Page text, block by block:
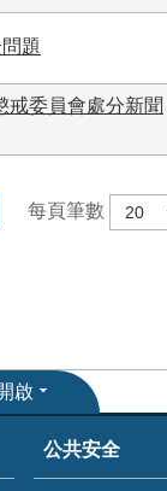
題
戒委員會處分新聞
每頁筆數
啟
公共安全